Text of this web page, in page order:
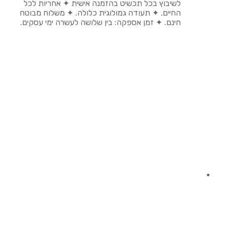
לשיבוץ בכל תכשיט בהזמנה אישית ✦ אחריות לכל
החיים. ✦ תעודה גמולוגית כלולה. ✦ משלוח מבוטח
חינם. ✦ זמן אספקה: בין שלושה לעשרה ימי עסקים.